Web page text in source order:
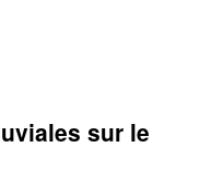
sur le